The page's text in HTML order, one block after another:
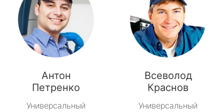
Антон
Петренко
Универсальный
Всеволод
Краснов
Универсальный